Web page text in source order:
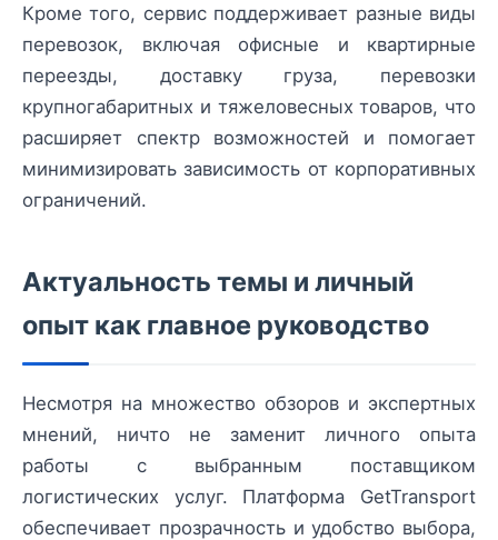
Кроме того, сервис поддерживает разные виды
перевозок, включая офисные и квартирные
переезды, доставку груза, перевозки
крупногабаритных и тяжеловесных товаров, что
расширяет спектр возможностей и помогает
минимизировать зависимость от корпоративных
ограничений.
Актуальность темы и личный
опыт как главное руководство
Несмотря на множество обзоров и экспертных
мнений, ничто не заменит личного опыта
работы с выбранным поставщиком
логистических услуг. Платформа GetTransport
обеспечивает прозрачность и удобство выбора,